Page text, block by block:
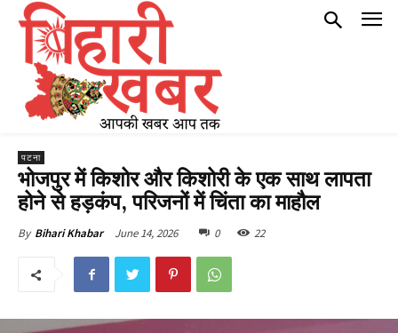
पटना
भोजपुर में किशोर और किशोरी के एक साथ लापता
होने से हड़कंप, परिजनों में चिंता का माहौल
By Bihari Khabar June 14, 2026 0 22